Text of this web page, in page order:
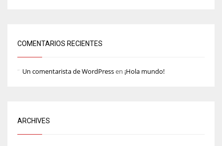
COMENTARIOS RECIENTES
Un comentarista de WordPressen ¡Hola mundo!
ARCHIVES